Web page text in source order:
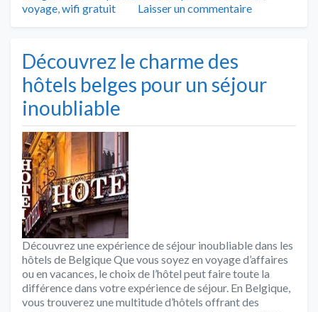
voyage,wifi gratuit Laisser un commentaire
Découvrez le charme des
hôtels belges pour un séjour
inoubliable
Découvrez une expérience de séjour inoubliable dans les
hôtels de Belgique Que vous soyez en voyage d’affaires
ou en vacances, le choix de l’hôtel peut faire toute la
différence dans votre expérience de séjour. En Belgique,
vous trouverez une multitude d’hôtels offrant des